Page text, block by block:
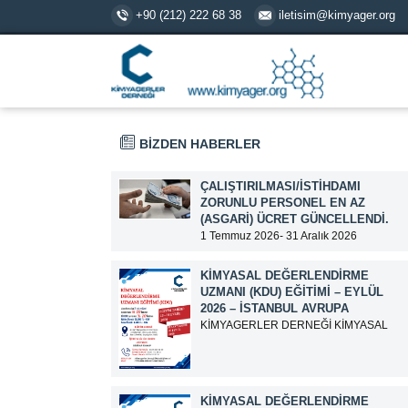
+90 (212) 222 68 38 iletisim@kimyager.org
BİZDEN HABERLER
ÇALIŞTIRILMASI/İSTIHDAMI
ZORUNLU PERSONEL EN AZ
(ASGARI) ÜCRET GÜNCELLENDI.
1 Temmuz 2026- 31 Aralık 2026
Çalıştırılması/İstihdamı Zorunlu Personel
unvanı ile tam zamanlı olarak çalışan
üyelerimizin asgari aylık net ücreti
95.500,00 TL (Doksan Beş Bin Beş Yüz
KIMYASAL DEĞERLENDIRME
UZMANI (KDU) EĞITIMI – EYLÜL
2026 – İSTANBUL AVRUPA
KİMYAGERLER DERNEĞİ KİMYASAL
KIMYASAL DEĞERLENDIRME